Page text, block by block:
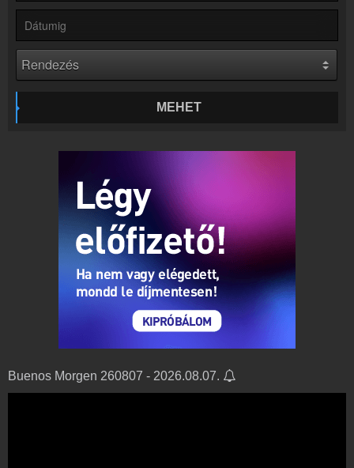
Ágyazd be weboldaladba
Készítés lépésről lépésre
MEHET
Buenos Morgen 260807 - 2026.08.07.